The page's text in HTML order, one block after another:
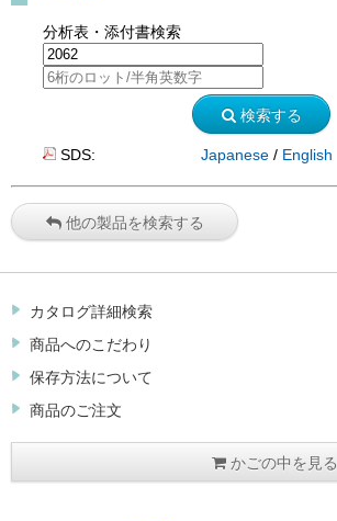
分析表・添付書検索
検索する
SDS: Japanese/ English
他の製品を検索する
カタログ詳細検索
商品へのこだわり
保存方法について
商品のご注文
かごの中を見る